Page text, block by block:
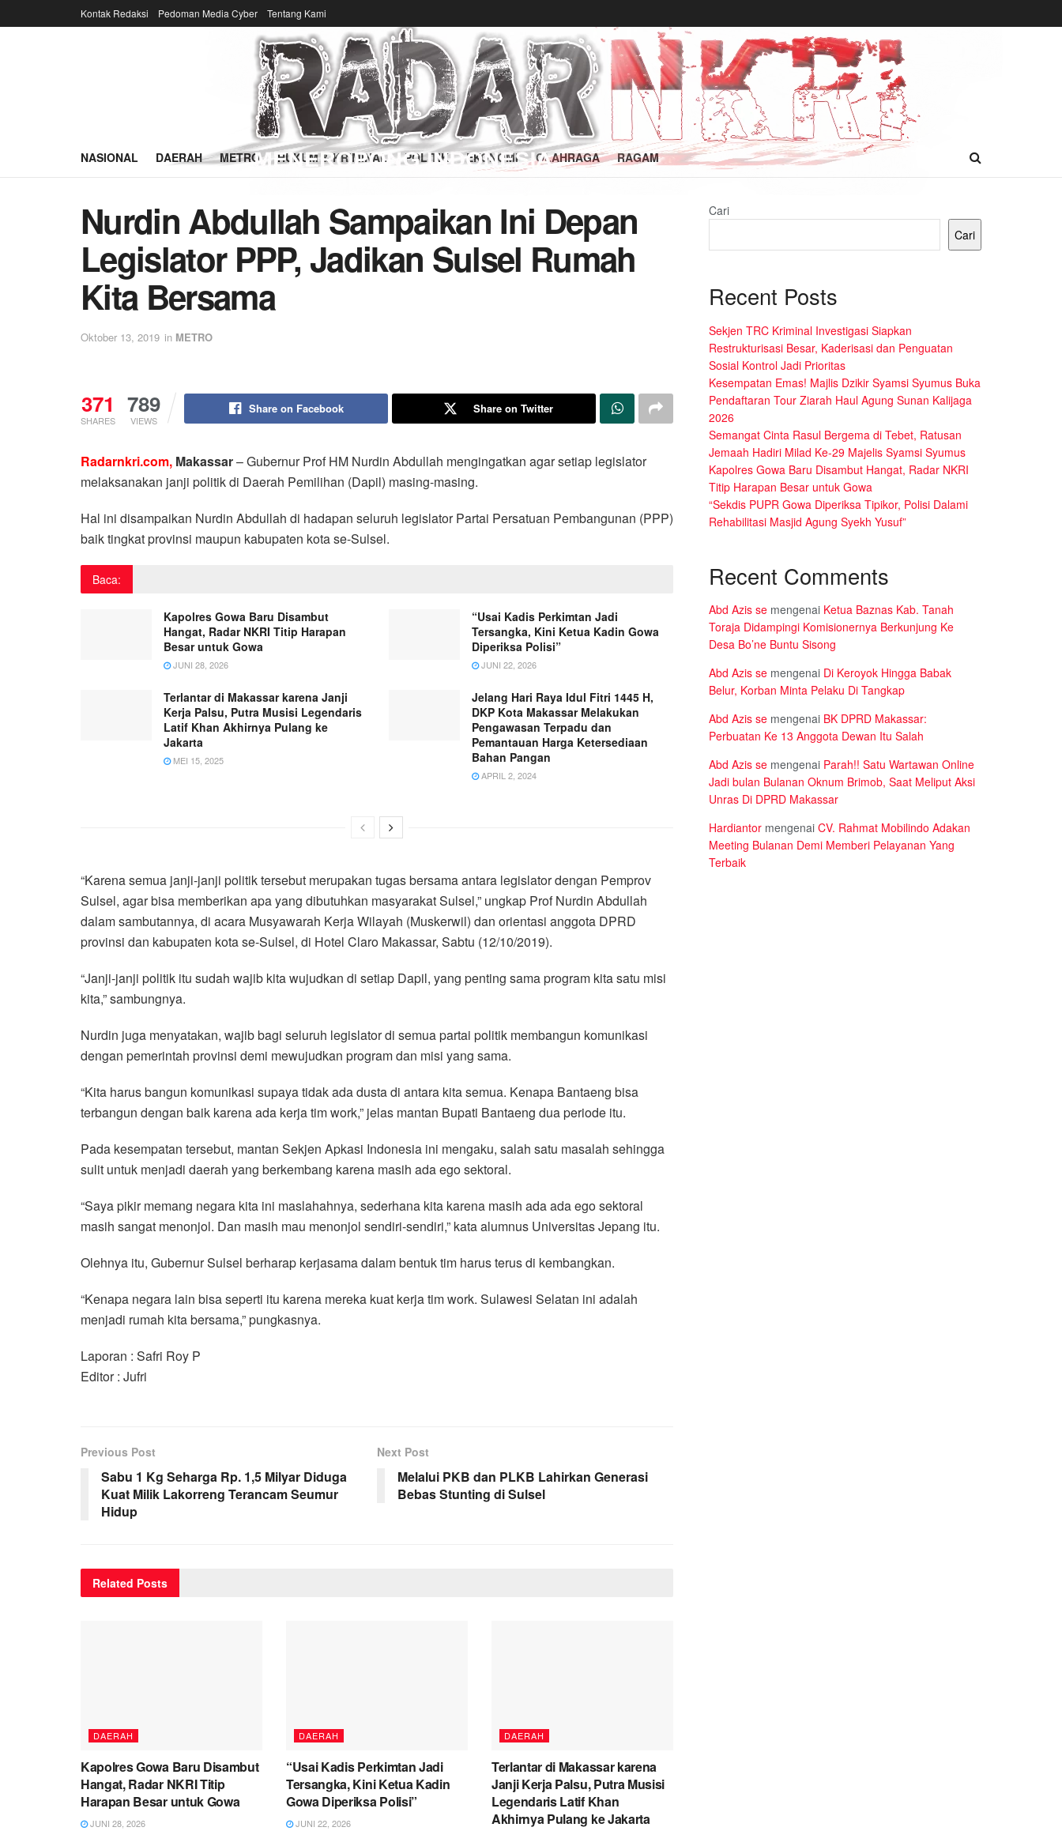
Kontak Redaksi Pedoman Media Cyber Tentang Kami
NASIONAL DAERAH METRO HUKUM & KRIMINAL POLITIK EKONOMI OLAHRAGA RAGAM
Nurdin Abdullah Sampaikan Ini Depan
Legislator PPP, Jadikan Sulsel Rumah
Kita Bersama
Oktober 13, 2019 in METRO
371
SHARES
789
VIEWS
Share on Facebook Share on Twitter
Radarnkri.com, Makassar– Gubernur Prof HM Nurdin Abdullah mengingatkan agar setiap legislator
melaksanakan janji politik di Daerah Pemilihan (Dapil) masing-masing.
Hal ini disampaikan Nurdin Abdullah di hadapan seluruh legislator Partai Persatuan Pembangunan (PPP)
baik tingkat provinsi maupun kabupaten kota se-Sulsel.
Baca:
Kapolres Gowa Baru Disambut
Hangat, Radar NKRI Titip Harapan
Besar untuk Gowa
JUNI 28, 2026
“Usai Kadis Perkimtan Jadi
Tersangka, Kini Ketua Kadin Gowa
Diperiksa Polisi”
JUNI 22, 2026
Terlantar di Makassar karena Janji
Kerja Palsu, Putra Musisi Legendaris
Latif Khan Akhirnya Pulang ke
Jakarta
MEI 15, 2025
Jelang Hari Raya Idul Fitri 1445 H,
DKP Kota Makassar Melakukan
Pengawasan Terpadu dan
Pemantauan Harga Ketersediaan
Bahan Pangan
APRIL 2, 2024
“Karena semua janji-janji politik tersebut merupakan tugas bersama antara legislator dengan Pemprov
Sulsel, agar bisa memberikan apa yang dibutuhkan masyarakat Sulsel,” ungkap Prof Nurdin Abdullah
dalam sambutannya, di acara Musyawarah Kerja Wilayah (Muskerwil) dan orientasi anggota DPRD
provinsi dan kabupaten kota se-Sulsel, di Hotel Claro Makassar, Sabtu (12/10/2019).
“Janji-janji politik itu sudah wajib kita wujudkan di setiap Dapil, yang penting sama program kita satu misi
kita,” sambungnya.
Nurdin juga menyatakan, wajib bagi seluruh legislator di semua partai politik membangun komunikasi
dengan pemerintah provinsi demi mewujudkan program dan misi yang sama.
“Kita harus bangun komunikasi supaya tidak ada dusta di antara kita semua. Kenapa Bantaeng bisa
terbangun dengan baik karena ada kerja tim work,” jelas mantan Bupati Bantaeng dua periode itu.
Pada kesempatan tersebut, mantan Sekjen Apkasi Indonesia ini mengaku, salah satu masalah sehingga
sulit untuk menjadi daerah yang berkembang karena masih ada ego sektoral.
“Saya pikir memang negara kita ini maslahahnya, sederhana kita karena masih ada ada ego sektoral
masih sangat menonjol. Dan masih mau menonjol sendiri-sendiri,” kata alumnus Universitas Jepang itu.
Olehnya itu, Gubernur Sulsel berharap kerjasama dalam bentuk tim harus terus di kembangkan.
“Kenapa negara lain bisa seperti itu karena mereka kuat kerja tim work. Sulawesi Selatan ini adalah
menjadi rumah kita bersama,” pungkasnya.
Laporan : Safri Roy P
Editor : Jufri
Previous Post
Sabu 1 Kg Seharga Rp. 1,5 Milyar Diduga
Kuat Milik Lakorreng Terancam Seumur
Hidup
Next Post
Melalui PKB dan PLKB Lahirkan Generasi
Bebas Stunting di Sulsel
Related Posts
DAERAH
Kapolres Gowa Baru Disambut
Hangat, Radar NKRI Titip
Harapan Besar untuk Gowa
JUNI 28, 2026
DAERAH
“Usai Kadis Perkimtan Jadi
Tersangka, Kini Ketua Kadin
Gowa Diperiksa Polisi”
JUNI 22, 2026
DAERAH
Terlantar di Makassar karena
Janji Kerja Palsu, Putra Musisi
Legendaris Latif Khan
Akhirnya Pulang ke Jakarta
Cari
Cari
Recent Posts
Sekjen TRC Kriminal Investigasi Siapkan
Restrukturisasi Besar, Kaderisasi dan Penguatan
Sosial Kontrol Jadi Prioritas
Kesempatan Emas! Majlis Dzikir Syamsi Syumus Buka
Pendaftaran Tour Ziarah Haul Agung Sunan Kalijaga
2026
Semangat Cinta Rasul Bergema di Tebet, Ratusan
Jemaah Hadiri Milad Ke-29 Majelis Syamsi Syumus
Kapolres Gowa Baru Disambut Hangat, Radar NKRI
Titip Harapan Besar untuk Gowa
“Sekdis PUPR Gowa Diperiksa Tipikor, Polisi Dalami
Rehabilitasi Masjid Agung Syekh Yusuf”
Recent Comments
Abd Azis se mengenai Ketua Baznas Kab. Tanah
Toraja Didampingi Komisionernya Berkunjung Ke
Desa Bo’ne Buntu Sisong
Abd Azis se mengenai Di Keroyok Hingga Babak
Belur, Korban Minta Pelaku Di Tangkap
Abd Azis se mengenai BK DPRD Makassar:
Perbuatan Ke 13 Anggota Dewan Itu Salah
Abd Azis se mengenai Parah!! Satu Wartawan Online
Jadi bulan Bulanan Oknum Brimob, Saat Meliput Aksi
Unras Di DPRD Makassar
Hardiantor mengenai CV. Rahmat Mobilindo Adakan
Meeting Bulanan Demi Memberi Pelayanan Yang
Terbaik